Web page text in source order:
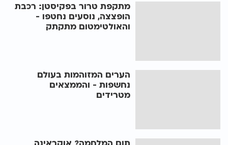
מתקפת טרור בפקיסטן: רכבת
הופצצה, נוסעים נחטפו -
והאולטימטום מתקתק
הערים המזוהמות בעולם
נחשפות - והממצאים
מטרידים